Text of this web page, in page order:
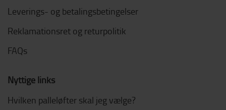
Leverings- og betalingsbetingelser
Reklamationsret og returpolitik
FAQs
Nyttige links
Hvilken palleløfter skal jeg vælge?